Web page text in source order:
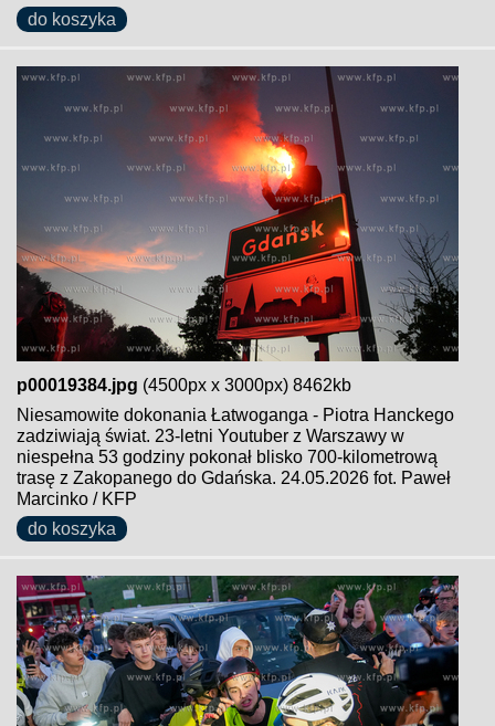
do koszyka
p00019384.jpg (4500px x 3000px) 8462kb
Niesamowite dokonania Łatwoganga - Piotra Hanckego
zadziwiają świat. 23-letni Youtuber z Warszawy w
niespełna 53 godziny pokonał blisko 700-kilometrową
trasę z Zakopanego do Gdańska. 24.05.2026 fot. Paweł
Marcinko / KFP
do koszyka